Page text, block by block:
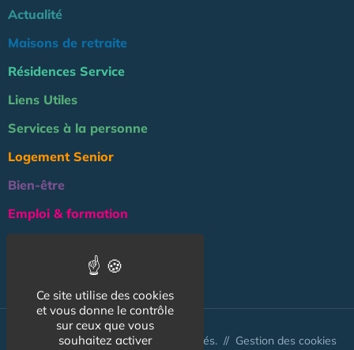
Actualité
Maisons de retraite
Résidences Service
Liens Utiles
Services à la personne
Logement Senior
Bien-être
Emploi & formation
NOS AUTRES SITES :
© Australis 2026 - Tous droits réservés. // Gestion des cookies
Ce site utilise des cookies
et vous donne le contrôle
sur ceux que vous
souhaitez activer